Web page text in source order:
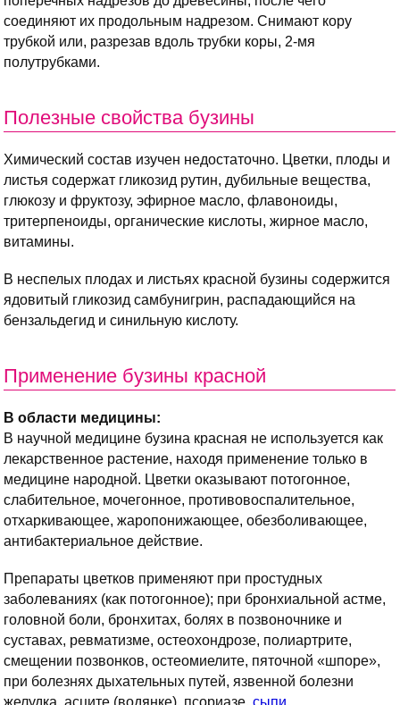
соединяют их продольным надрезом. Снимают кору
трубкой или, разрезав вдоль трубки коры, 2-мя
полутрубками.
Полезные свойства бузины
Химический состав изучен недостаточно. Цветки, плоды и
листья содержат гликозид рутин, дубильные вещества,
глюкозу и фруктозу, эфирное масло, флавоноиды,
тритерпеноиды, органические кислоты, жирное масло,
витамины.
В неспелых плодах и листьях красной бузины содержится
ядовитый гликозид самбунигрин, распадающийся на
бензальдегид и синильную кислоту.
Применение бузины красной
В области медицины:
В научной медицине бузина красная не используется как
лекарственное растение, находя применение только в
медицине народной. Цветки оказывают потогонное,
слабительное, мочегонное, противовоспалительное,
отхаркивающее, жаропонижающее, обезболивающее,
антибактериальное действие.
Препараты цветков применяют при простудных
заболеваниях (как потогонное); при бронхиальной астме,
головной боли, бронхитах, болях в позвоночнике и
суставах, ревматизме, остеохондрозе, полиартрите,
смещении позвонков, остеомиелите, пяточной «шпоре»,
при болезнях дыхательных путей, язвенной болезни
желудка, асците (водянке), псориазе, сыпи,